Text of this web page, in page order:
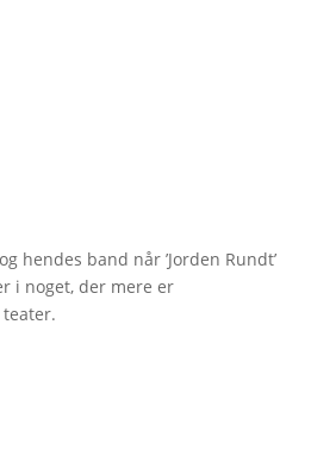
hendes band når ’Jorden Rundt’
i noget, der mere er